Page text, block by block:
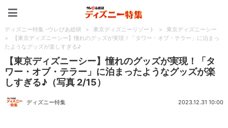
ディズニー特集 -ウレぴあ総研 > 東京ディズニーリゾート >
東京ディズニーシー
>
【東京ディズニーシー】憧れのグッズが実現！「タワー・オブ・テラー」に泊まっ
たようなグッズが楽しすぎる♪
【東京ディズニーシー】憧れのグッズが実現！「タ
ワー・オブ・テラー」に泊まったようなグッズが楽
しすぎる♪（写真 2/15）
ディズニー特集 2023.12.31 10:00